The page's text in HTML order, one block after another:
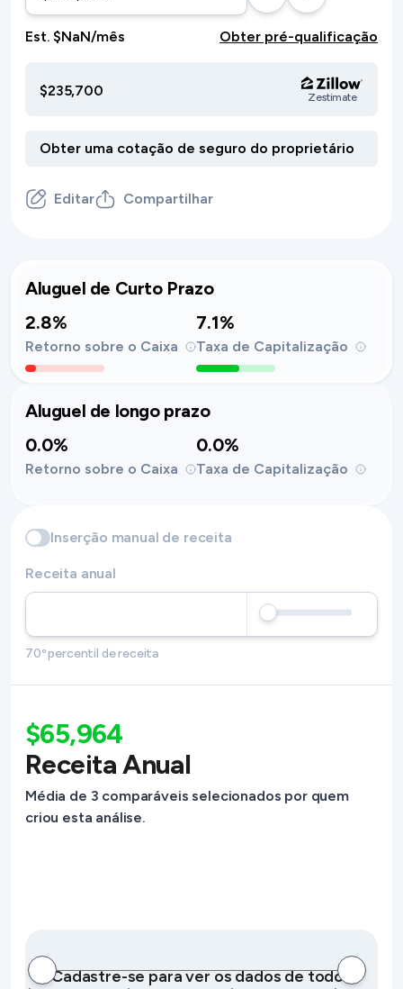
Est. $NaN/mês Obter pré-qualificação
$235,700 Zestimate
Editar Compartilhar
Aluguel de Curto Prazo
2.8%
Retorno sobre o Caixa
7.1%
Taxa de Capitalização
Aluguel de longo prazo
0.0%
Retorno sobre o Caixa
0.0%
Taxa de Capitalização
Inserção manual de receita
Receita anual
70º percentil de receita
$65,964
Receita Anual
Média de 3 comparáveis selecionados por quem
criou esta análise.
Cadastre-se para ver os dados de todos